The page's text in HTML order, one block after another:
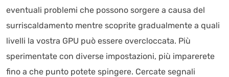
eventuali problemi che possono sorgere a causa del
surriscaldamento mentre scoprite gradualmente a quali
livelli la vostra GPU può essere overcloccata. Più
sperimentate con diverse impostazioni, più imparerete
fino a che punto potete spingere. Cercate segnali